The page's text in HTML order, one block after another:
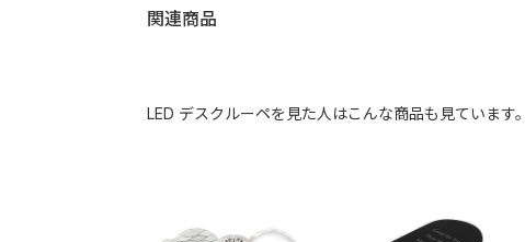
関連商品
LED デスクルーペを見た人はこんな商品も見ています。